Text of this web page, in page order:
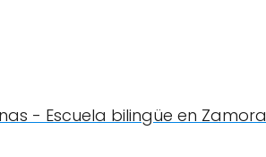
- Escuela bilingüe en Zamora